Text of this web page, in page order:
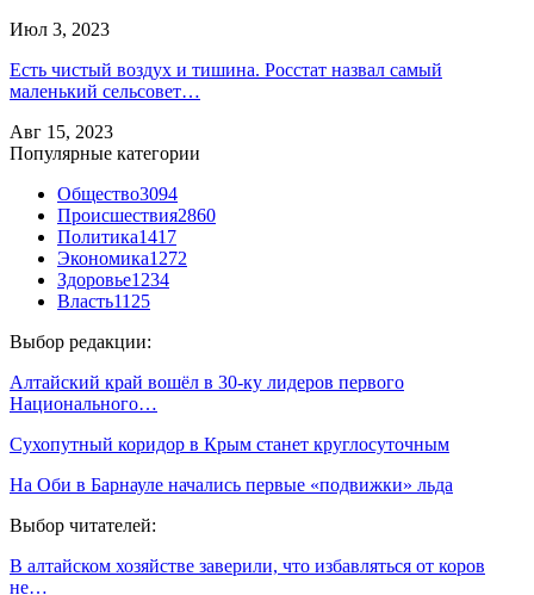
Июл 3, 2023
Есть чистый воздух и тишина. Росстат назвал самый
маленький сельсовет…
Авг 15, 2023
Популярные категории
Общество3094
Происшествия2860
Политика1417
Экономика1272
Здоровье1234
Власть1125
Выбор редакции:
Алтайский край вошёл в 30-ку лидеров первого
Национального…
Сухопутный коридор в Крым станет круглосуточным
На Оби в Барнауле начались первые «подвижки» льда
Выбор читателей:
В алтайском хозяйстве заверили, что избавляться от коров
не…